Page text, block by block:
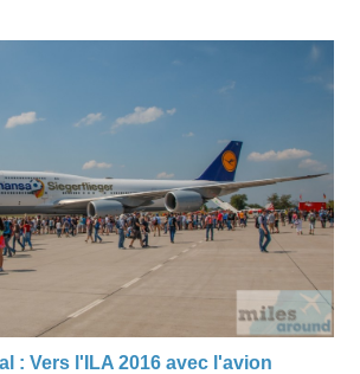
: Vers l'ILA 2016 avec l'avion